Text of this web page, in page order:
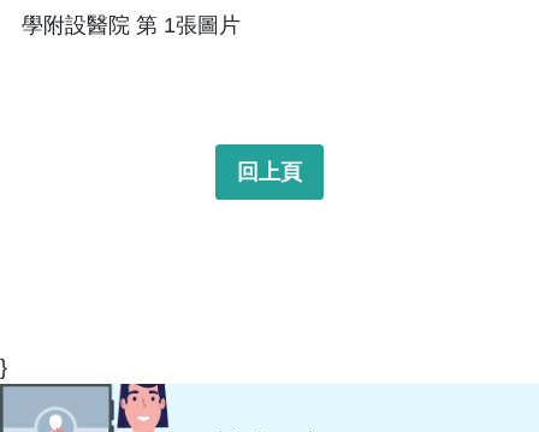
回上頁
}